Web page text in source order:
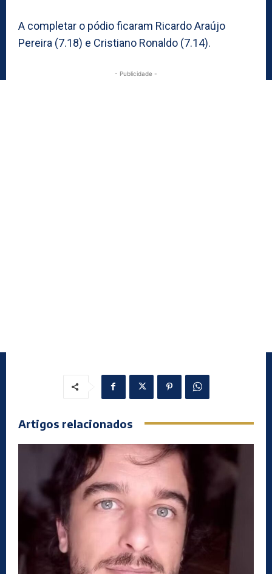
A completar o pódio ficaram Ricardo Araújo
Pereira (7.18) e Cristiano Ronaldo (7.14).
- Publicidade -
Artigos relacionados